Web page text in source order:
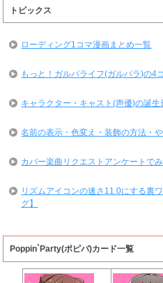
トピックス
ローディング1コマ漫画まとめ一覧
もっと！ガルパライフ(ガルパラ)の4
キャラクター・キャスト(声優)の誕生
名前の表示・色変え・装飾の方法・
カバー楽曲リクエストアンケートで
リズムアイコンの速さ11.0にする裏
グ】
Poppin`Party(ポピパ)カード一覧